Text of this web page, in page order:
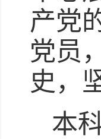
产党
党员
史，
本